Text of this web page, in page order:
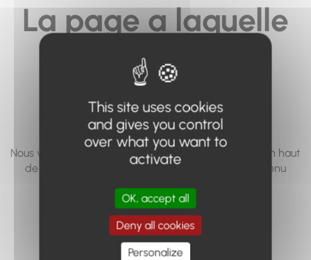
La page a laquelle
vous cherchez à
accéder n'existe
pas... ou plus.
Nous vous invitons à utiliser le moteur de recherche en haut
de page, ou à utiliser le menu pour trouver le contenu
Retour à l'accueil
This site uses cookies
and gives you control
over what you want to
activate
OK, accept all
Deny all cookies
Personalize